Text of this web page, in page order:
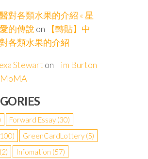
對各類水果的介紹 « 星
的傳說 on
【轉貼】中
各類水果的介紹
Stewart onTim Burton
Forward Essay(30)
GreenCardLottery(5)
(2) Infomation (57)